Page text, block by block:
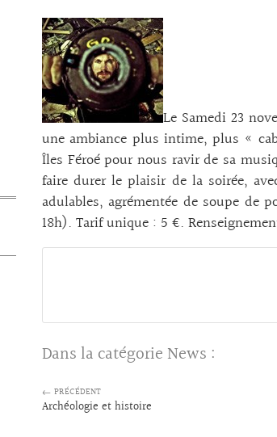
Le Samedi 23
une ambiance plus intime, plus «
Îles Féroé pour nous ravir de sa
faire durer le plaisir de la soirée,
adulables, agrémentée de soupe de
18h). Tarif unique : 5 €.
Dans la catégorie News :
← PRÉCÉDENT
Archéologie et histoire